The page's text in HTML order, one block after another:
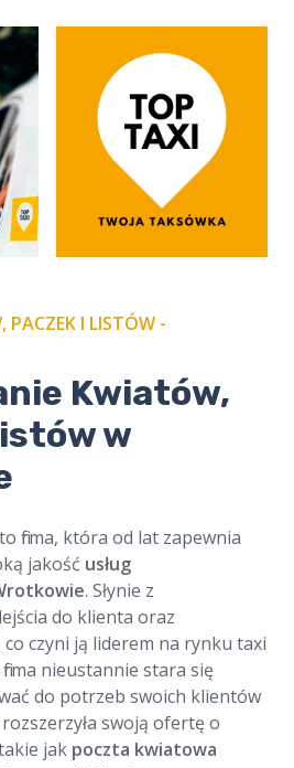
PACZEK I LISTÓW -
Kwiatów,
w
firma, która od lat zapewnia
jakość usług
. Słynie z
do klienta oraz
czyni ją liderem na rynku taxi
nieustannie stara się
do potrzeb swoich klientów
swoją ofertę o
jak poczta kwiatowa